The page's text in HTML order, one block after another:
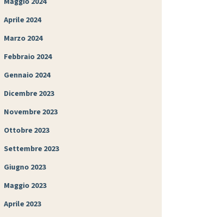
Aprile 2024
Marzo 2024
Febbraio 2024
Gennaio 2024
Dicembre 2023
Novembre 2023
Ottobre 2023
Settembre 2023
Giugno 2023
Maggio 2023
Aprile 2023